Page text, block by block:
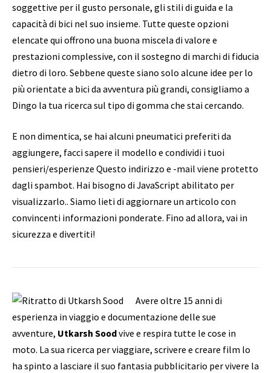
soggettive per il gusto personale, gli stili di guida e la
capacità di bici nel suo insieme. Tutte queste opzioni
elencate qui offrono una buona miscela di valore e
prestazioni complessive, con il sostegno di marchi di fiducia
dietro di loro. Sebbene queste siano solo alcune idee per lo
più orientate a bici da avventura più grandi, consigliamo a
Dingo la tua ricerca sul tipo di gomma che stai cercando.
E non dimentica, se hai alcuni pneumatici preferiti da
aggiungere, facci sapere il modello e condividi i tuoi
pensieri/esperienze Questo indirizzo e -mail viene protetto
dagli spambot. Hai bisogno di JavaScript abilitato per
visualizzarlo.. Siamo lieti di aggiornare un articolo con
convincenti informazioni ponderate. Fino ad allora, vai in
sicurezza e divertiti!
Avere oltre 15 anni di
esperienza in viaggio e documentazione delle sue
avventure, Utkarsh Soodvive e respira tutte le cose in
moto. La sua ricerca per viaggiare, scrivere e creare film lo
ha spinto a lasciare il suo fantasia pubblicitario per vivere la